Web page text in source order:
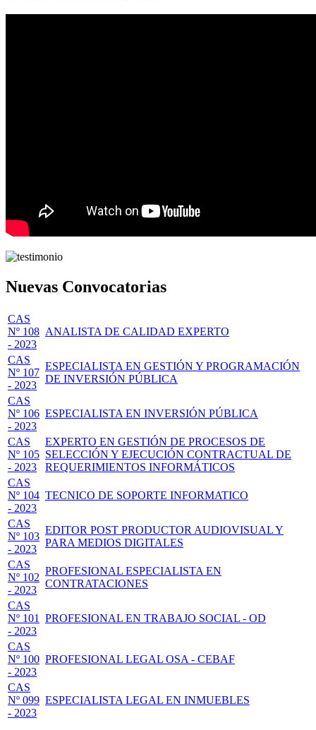
Nuevas Convocatorias
CAS
Nº 108
- 2023
ANALISTA DE CALIDAD EXPERTO
CAS
Nº 107
- 2023
ESPECIALISTA EN GESTIÓN Y PROGRAMACIÓN
DE INVERSIÓN PÚBLICA
CAS
Nº 106
- 2023
ESPECIALISTA EN INVERSIÓN PÚBLICA
CAS
Nº 105
- 2023
EXPERTO EN GESTIÓN DE PROCESOS DE
SELECCIÓN Y EJECUCIÓN CONTRACTUAL DE
REQUERIMIENTOS INFORMÁTICOS
CAS
Nº 104
- 2023
TECNICO DE SOPORTE INFORMATICO
CAS
Nº 103
- 2023
EDITOR POST PRODUCTOR AUDIOVISUAL Y
PARA MEDIOS DIGITALES
CAS
Nº 102
- 2023
PROFESIONAL ESPECIALISTA EN
CONTRATACIONES
CAS
Nº 101
- 2023
PROFESIONAL EN TRABAJO SOCIAL - OD
CAS
Nº 100
- 2023
PROFESIONAL LEGAL OSA - CEBAF
CAS
Nº 099
- 2023
ESPECIALISTA LEGAL EN INMUEBLES